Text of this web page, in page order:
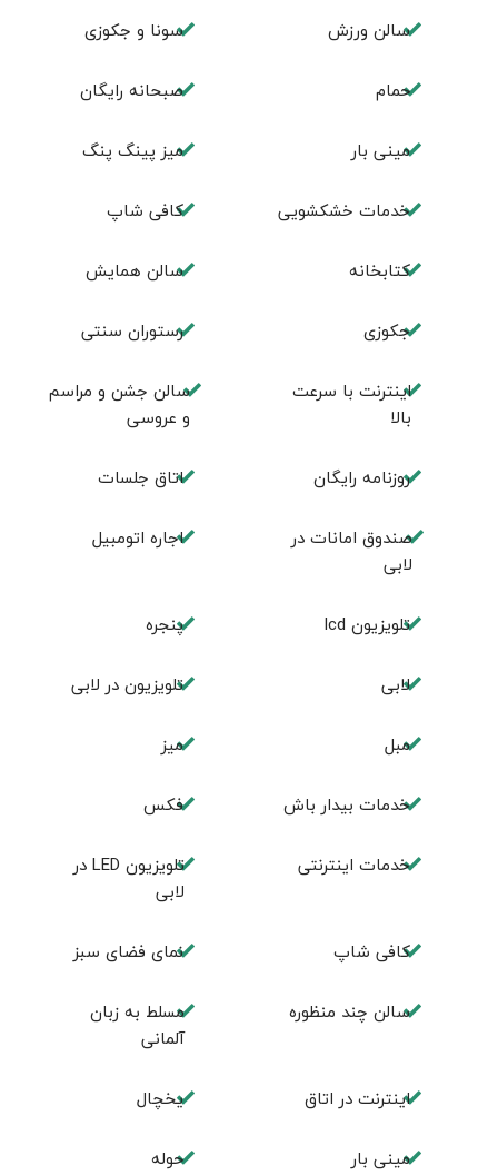
سالن ورزش سونا و جکوزی
حمام صبحانه رایگان
مینی بار میز پینگ پنگ
خدمات خشکشویی كافی شاپ
كتابخانه سالن همايش
جكوزی رستوران سنتی
اینترنت با سرعت
بالا
سالن جشن و مراسم
و عروسی
روزنامه رایگان اتاق جلسات
صندوق امانات در
لابی
اجاره اتومبیل
تلویزیون lcd پنجره
لابی تلويزيون در لابی
مبل ميز
خدمات بيدار باش فكس
خدمات اینترنتی
تلويزيون LED در
لابی
كافی شاپ نمای فضای سبز
سالن چند منظوره
مسلط به زبان
آلمانی
اینترنت در اتاق یخچال
مینی بار حوله